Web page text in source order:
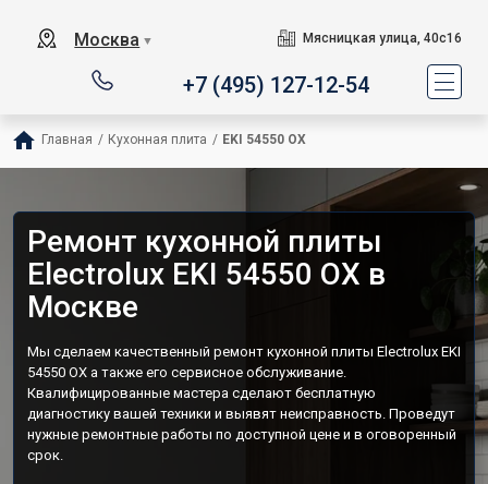
Москва ▼ Мясницкая улица, 40с16
+7 (495) 127-12-54
Главная / Кухонная плита / EKI 54550 OX
Ремонт кухонной плиты
Electrolux EKI 54550 OX в
Москве
Мы сделаем качественный ремонт кухонной плиты Electrolux EKI
54550 OX а также его сервисное обслуживание.
Квалифицированные мастера сделают бесплатную
диагностику вашей техники и выявят неисправность. Проведут
нужные ремонтные работы по доступной цене и в оговоренный
срок.